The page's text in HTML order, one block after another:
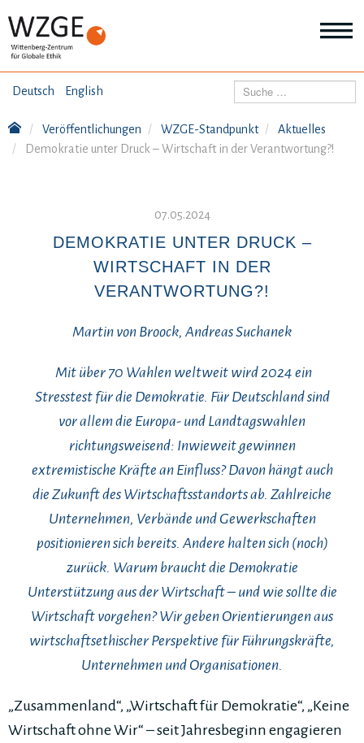
Deutsch English THEMEN
ANGEBOTE
Suchen
Veröffentlichungen WZGE-Standpunkt
Aktuelles
Demokratie unter Druck – Wirtschaft in der Verantwortung?!
07.05.2024
DEMOKRATIE UNTER DRUCK –
WIRTSCHAFT IN DER
VERANTWORTUNG?!
Martin von Broock, Andreas Suchanek
Mit über 70 Wahlen weltweit wird 2024 ein
Stresstest für die Demokratie. Für Deutschland sind
vor allem die Europa- und Landtagswahlen
richtungsweisend: Inwieweit gewinnen
extremistische Kräfte an Einfluss? Davon hängt auch
die Zukunft des Wirtschaftsstandorts ab. Zahlreiche
Unternehmen, Verbände und Gewerkschaften
positionieren sich bereits. Andere halten sich (noch)
zurück. Warum braucht die Demokratie
Unterstützung aus der Wirtschaft – und wie sollte die
Wirtschaft vorgehen? Wir geben Orientierungen aus
wirtschaftsethischer Perspektive für Führungskräfte,
Unternehmen und Organisationen.
„Zusammenland“, „Wirtschaft für Demokratie“, „Keine
Wirtschaft ohne Wir“ – seit Jahresbeginn engagieren